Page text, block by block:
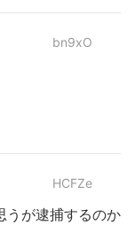
bn9xO
HCFZe
うが逮捕するのか